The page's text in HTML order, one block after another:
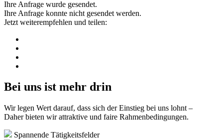
Ihre Anfrage wurde gesendet.
Ihre Anfrage konnte nicht gesendet werden.
Jetzt weiterempfehlen und teilen:
Bei uns ist mehr drin
Wir legen Wert darauf, dass sich der Einstieg bei uns lohnt –
Daher bieten wir attraktive und faire Rahmenbedingungen.
Spannende Tätigkeitsfelder